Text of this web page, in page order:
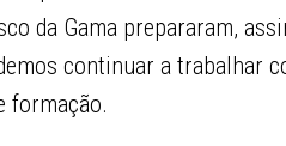
da Gama prepararam,
continuar a trabalhar
formação.